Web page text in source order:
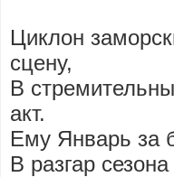
Циклон
сцену,
В
акт.
Ему Январь за
В разгар